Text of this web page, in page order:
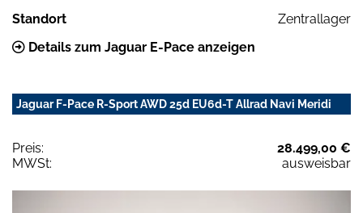
Standort
Zentrallager
Details zum Jaguar E-Pace anzeigen
Jaguar F-Pace R-Sport AWD 25d EU6d-T Allrad Navi Meridi
Preis:
28.499,00 €
MWSt:
ausweisbar